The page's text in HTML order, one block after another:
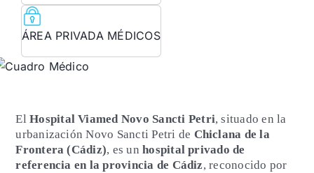
ÁREA PRIVADA MÉDICOS
ElHospital Viamed Novo Sancti Petri, situado en la
urbanización Novo Sancti Petri de Chiclana de la
Frontera (Cádiz), es unhospital privado de
referencia en la provincia de Cádiz, reconocido por